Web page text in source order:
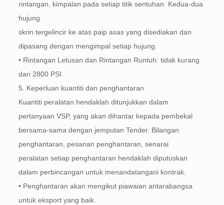
rintangan, kimpalan pada setiap titik sentuhan. Kedua-dua
hujung
skrin tergelincir ke atas paip asas yang disediakan dan
dipasang dengan mengimpal setiap hujung.
• Rintangan Letusan dan Rintangan Runtuh: tidak kurang
dari 2800 PSI.
5. Keperluan kuantiti dan penghantaran
Kuantiti peralatan hendaklah ditunjukkan dalam
pertanyaan VSP, yang akan dihantar kepada pembekal
bersama-sama dengan jemputan Tender. Bilangan
penghantaran, pesanan penghantaran, senarai
peralatan setiap penghantaran hendaklah diputuskan
dalam perbincangan untuk menandatangani kontrak.
• Penghantaran akan mengikut piawaian antarabangsa
untuk eksport yang baik.